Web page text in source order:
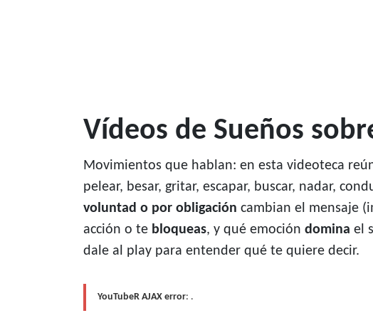
Vídeos de Sueños
Movimientos que hablan: en esta videoteca
pelear, besar, gritar, escapar, buscar, nadar,
voluntad o por obligación cambian el mensaje
acción o te bloqueas, y qué emoción domina el
dale al play para entender qué te quiere decir.
YouTubeR AJAX error: .